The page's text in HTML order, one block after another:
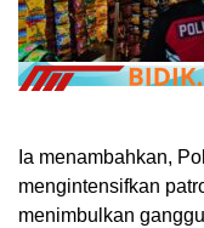
Ia menambahkan,
mengintensifkan
menimbulkan